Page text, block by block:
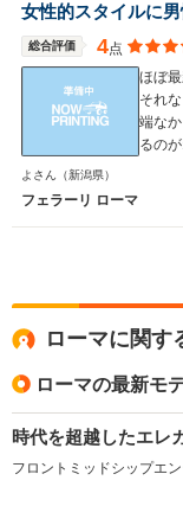
女性的スタイルに男
総合評価 4点
ほぼ
それ
端な
るのが
よさん （新潟県）
フェラーリ ローマ
ローマに関す
ローマの最新モ
時代を超越したエレ